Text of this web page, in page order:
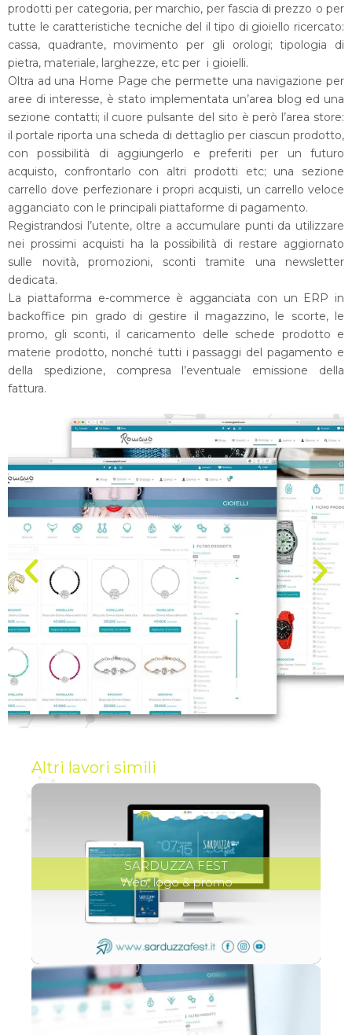
prodotti per categoria, per marchio, per fascia di prezzo o per
tutte le caratteristiche tecniche del il tipo di gioiello ricercato:
cassa, quadrante, movimento per gli orologi; tipologia di
pietra, materiale, larghezze, etc per i gioielli.
Oltra ad una Home Page che permette una navigazione per
aree di interesse, è stato implementata un’area blog ed una
sezione contatti; il cuore pulsante del sito è però l’area store:
il portale riporta una scheda di dettaglio per ciascun prodotto,
con possibilità di aggiungerlo e preferiti per un futuro
acquisto, confrontarlo con altri prodotti etc; una sezione
carrello dove perfezionare i propri acquisti, un carrello veloce
agganciato con le principali piattaforme di pagamento.
Registrandosi l’utente, oltre a accumulare punti da utilizzare
nei prossimi acquisti ha la possibilità di restare aggiornato
sulle novità, promozioni, sconti tramite una newsletter
dedicata.
La piattaforma e-commerce è agganciata con un ERP in
backoffice pin grado di gestire il magazzino, le scorte, le
promo, gli sconti, il caricamento delle schede prodotto e
materie prodotto, nonché tutti i passaggi del pagamento e
della spedizione, compresa l’eventuale emissione della
fattura.
Altri lavori simili
SARDUZZA FEST
Web, logo & promo